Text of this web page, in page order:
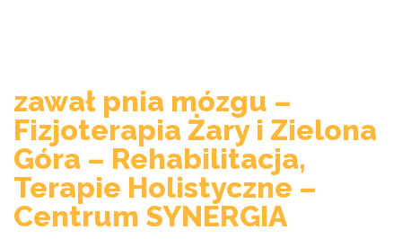
zawał pnia mózgu –
Fizjoterapia Żary i Zielona
Góra – Rehabilitacja,
Terapie Holistyczne –
Centrum SYNERGIA